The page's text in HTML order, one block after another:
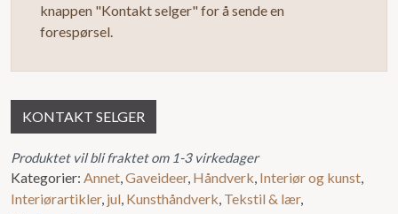
knappen "Kontakt selger" for å sende en
forespørsel.
KONTAKT SELGER
Produktet vil bli fraktet om 1-3 virkedager
Kategorier: Annet Gaveideer, Håndverk Interiør og kunst
Interiørartikler, jul Kunsthåndverk Tekstil & lær,